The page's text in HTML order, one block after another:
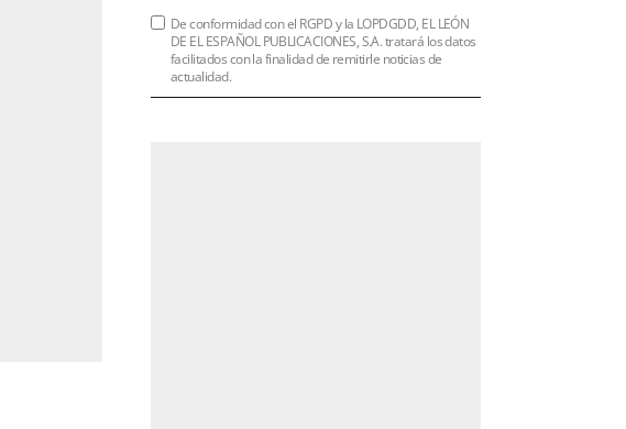
De conformidad con el RGPD y la LOPDGDD, EL LEÓN
DE EL ESPAÑOL PUBLICACIONES, S.A. tratará los datos
facilitados con la finalidad de remitirle noticias de
actualidad.